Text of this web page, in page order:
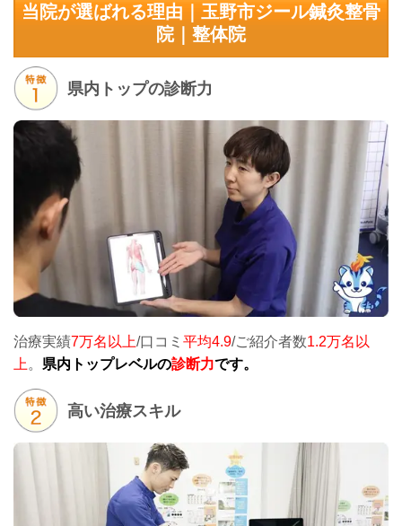
当院が選ばれる理由｜玉野市ジール鍼灸整骨
院｜整体院
県内トップの診断力
治療実績7万名以上/口コミ 平均4.9/ご紹介者数1.2万名以
上 。 県内トップレベルの診断力です。
高い治療スキル